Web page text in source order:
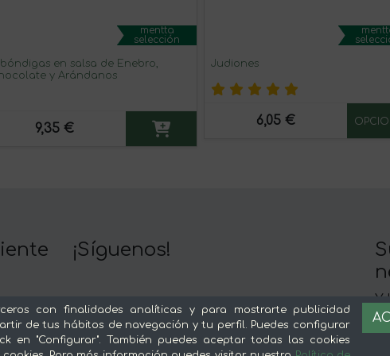
mentta
selección
en salsa de Enebro,
y Arándanos
9,35 €
Judiones
6,05 €
¡Síguenos!
Nuestra app es mejor :)
Y
con finalidades analíticas y para mostrarte publicidad
de tus hábitos de navegación y tu perfil. Puedes configurar
en "Configurar". También puedes aceptar todas las cookies